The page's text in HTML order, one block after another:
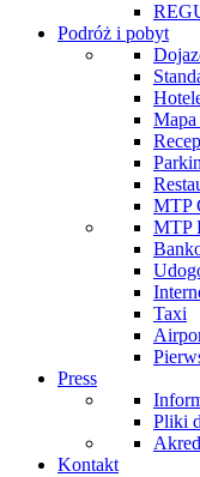
Podróż i pobyt
Mapa
MTP
MTP
Taxi
Press
Pliki
Kontakt